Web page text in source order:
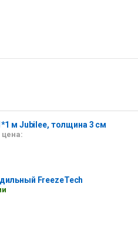
м Jubilee, толщина 3 см
FreezeTech